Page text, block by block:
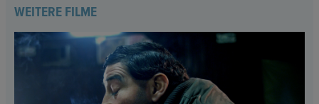
WEITERE FILME